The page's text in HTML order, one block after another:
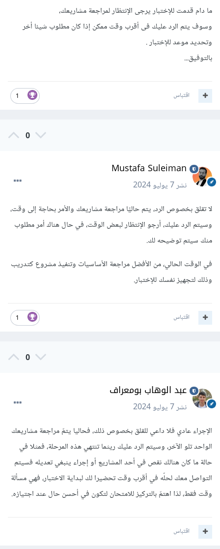
ما دام قدمت للإختبار يرجى الإنتظار لمراجعة مشاريعك،
وسوف يتم الرد عليك فى أقرب وقت ممكن إذا كان مطلوب شيئا أخر
وتحديد موعد للإختبار .
بالتوفيق...
1 اقتباس
0
Mustafa Suleiman
نشر7 يوليو 2024
لا تقلق بخصوص الرد، يتم حاليًا مراجعة مشاريعك والأمر بحاجة إلى وقت،
وسيتم الرد عليك، أرجو الإنتظار لبعض الوقت، في حال هناك أمر مطلوب
منك سيتم توضيحه لك.
في الوقت الحالي، من الأفضل مراجعة الأساسيات وتنفيذ مشروع كتدريب
وذلك لتجهيز نفسك للإختبار.
1 اقتباس
0
عبد الوهاب بومعراف
نشر7 يوليو 2024
الإجراء عادي فلا داعي للقلق بخصوص ذلك، فحاليا يتمّ مراجعة مشاريعك
الواحد تلو الآخر، وسيتم الرد عليك ريثما تنتهي هذه المرحلة، فمثلا في
حالة ما كان هنالك نقص في أحد المشاريع أو إجراء ينبغي تعديله فسيتم
التواصل معك لحلّه في أقرب وقت تحضيرا لك لبداية الاختبار، فهي مسألة
وقت فقط، لذا اهتمّ بالتركيز للامتحان لتكون في أحسن حال عند اجتيازه.
اقتباس